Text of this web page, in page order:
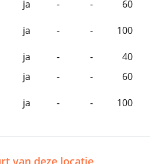
ja - -
60
ja - - 100
ja - -
40
ja - -
60
ja - - 100